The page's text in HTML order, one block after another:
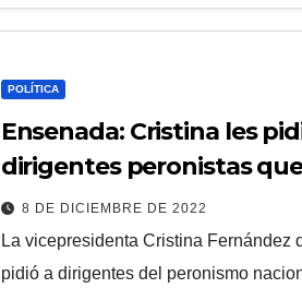
POLÍTICA
Ensenada: Cristina les
dirigentes peronistas
el bastón de mariscal»
8 DE DICIEMBRE DE 2022
La vicepresidenta Cristina Fernández
pidió a dirigentes del peronismo